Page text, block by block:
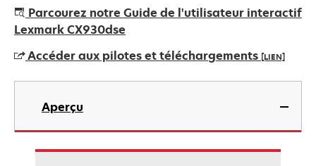
s’ouvre
dans
nouvel
onglet
Parcourez notre Guide de l'utilisateur interactif
Lexmark CX930dse
Accéder aux pilotes et téléchargements [LIEN]
s’ouvre
nouvel
onglet
Aperçu